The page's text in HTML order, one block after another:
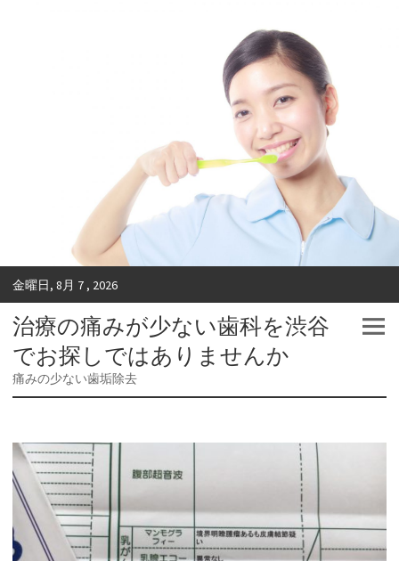
金曜日, 8月 7 , 2026
治療の痛みが少ない歯科を渋谷
でお探しではありませんか
痛みの少ない歯垢除去